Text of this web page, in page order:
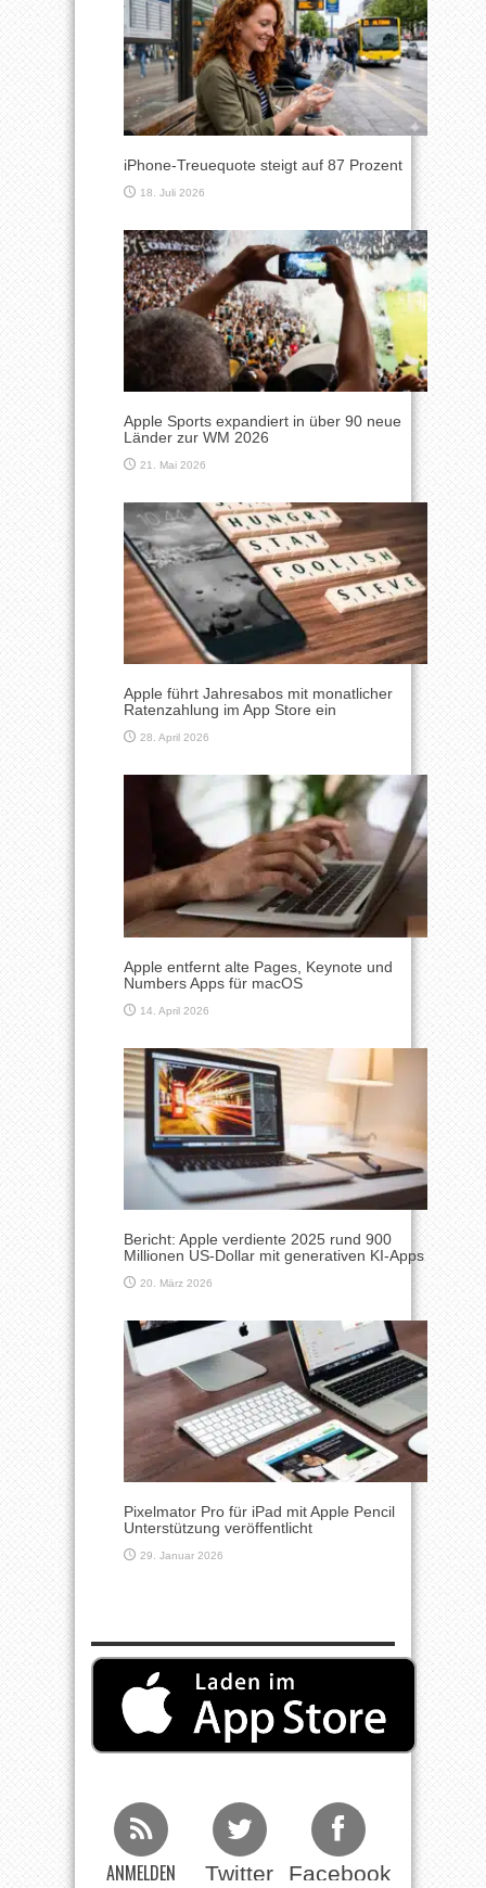
iPhone-Treuequote steigt auf 87 Prozent
18. Juli 2026
Apple Sports expandiert in über 90 neue
Länder zur WM 2026
21. Mai 2026
Apple führt Jahresabos mit monatlicher
Ratenzahlung im App Store ein
28. April 2026
Apple entfernt alte Pages, Keynote und
Numbers Apps für macOS
14. April 2026
Bericht: Apple verdiente 2025 rund 900
Millionen US-Dollar mit generativen KI-Apps
20. März 2026
Pixelmator Pro für iPad mit Apple Pencil
Unterstützung veröffentlicht
29. Januar 2026
ANMELDEN Twitter Facebook